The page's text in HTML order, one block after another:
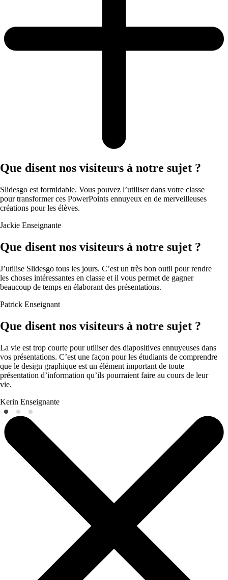
Que disent nos visiteurs à notre sujet ?
Slidesgo est formidable. Vous pouvez l’utiliser dans votre classe
pour transformer ces PowerPoints ennuyeux en de merveilleuses
créations pour les élèves.
Jackie Enseignante
Que disent nos visiteurs à notre sujet ?
J’utilise Slidesgo tous les jours. C’est un très bon outil pour rendre
les choses intéressantes en classe et il vous permet de gagner
beaucoup de temps en élaborant des présentations.
Patrick Enseignant
Que disent nos visiteurs à notre sujet ?
La vie est trop courte pour utiliser des diapositives ennuyeuses dans
vos présentations. C’est une façon pour les étudiants de comprendre
que le design graphique est un élément important de toute
présentation d’information qu’ils pourraient faire au cours de leur
vie.
Kerin Enseignante